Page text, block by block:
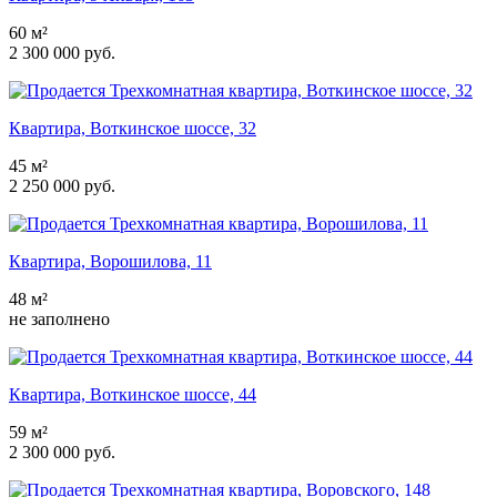
60 м²
2 300 000 руб.
Квартира, Воткинское шоссе, 32
45 м²
2 250 000 руб.
Квартира, Ворошилова, 11
48 м²
не заполнено
Квартира, Воткинское шоссе, 44
59 м²
2 300 000 руб.